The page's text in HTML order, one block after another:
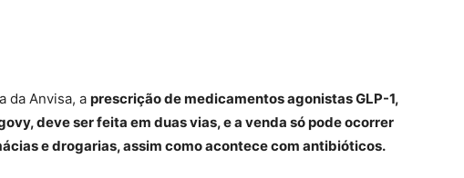
da Anvisa, a prescrição de medicamentos agonistas GLP-1,
deve ser feita em duas vias, e a venda só pode ocorrer
e drogarias, assim como acontece com antibióticos.